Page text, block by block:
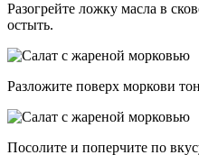
Разогрейте ложку масла в
остыть.
Разложите поверх моркови
Посолите и поперчите по